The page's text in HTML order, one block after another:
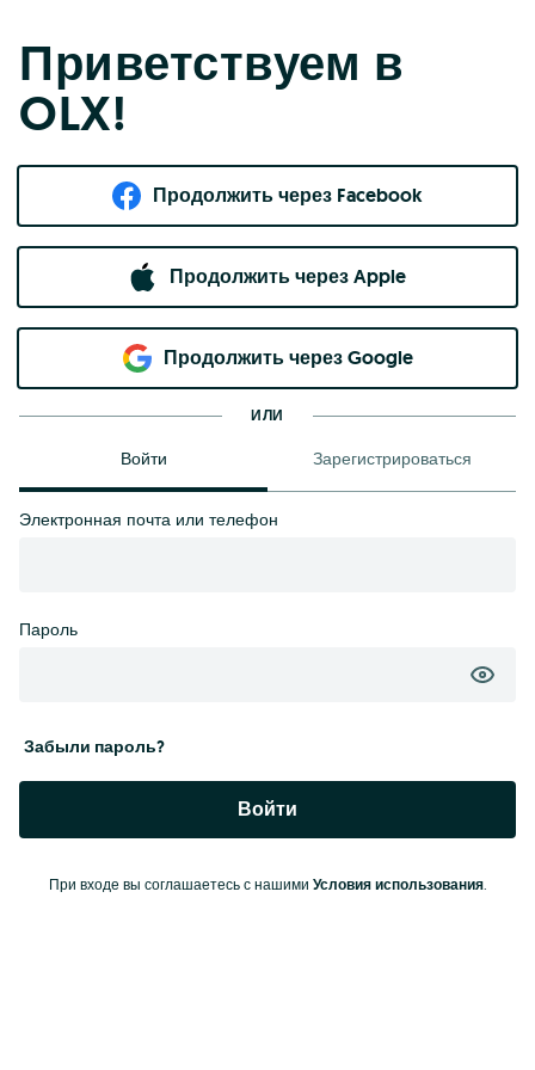
Приветствуем в
OLX!
Продолжить через Facebook
Продолжить через Apple
Продолжить через Google
ИЛИ
Войти Зарегистрироваться
Электронная почта или телефон
Пароль
Забыли пароль?
Войти
При входе вы соглашаетесь с нашими Условия использования.